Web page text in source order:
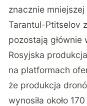
znacznie
Tarantul-Ptitselov
pozostają
Rosyjska
na platformach
że produkcja
wynosiła około